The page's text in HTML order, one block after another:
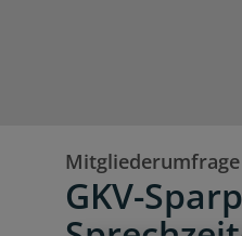
Mitgliederumfrage
GKV-